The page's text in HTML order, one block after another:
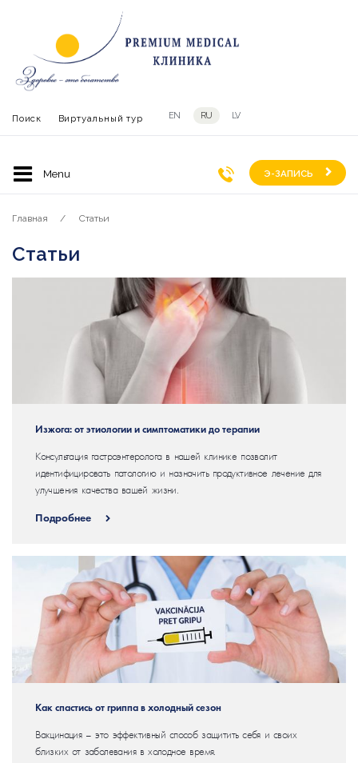
Поиск Виртуальный тур EN RU LV
Э-ЗАПИСЬ
Главная Статьи
Статьи
Изжога: от этиологии и симптоматики до терапии
Консультация гастроэнтеролога в нашей клинике позволит
идентифицировать патологию и назначить продуктивное лечение для
улучшения качества вашей жизни.
Подробнее
Как спастись от гриппа в холодный сезон
Вакцинация – это эффективный способ защитить себя и своих
близких от заболевания в холодное время.